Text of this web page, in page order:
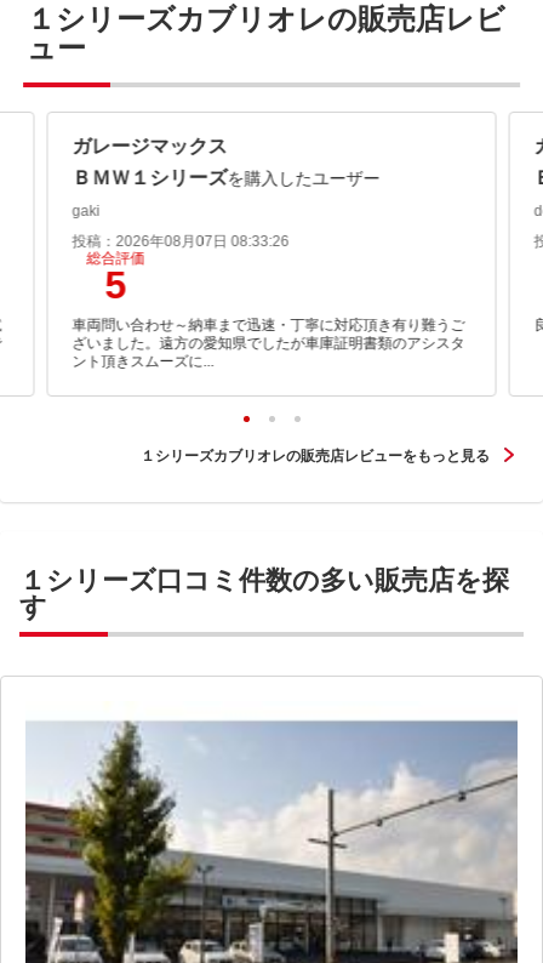
１シリーズカブリオレの販売店レビ
ュー
ガレージマックス
ＢＭＷ１シリーズを購入したユーザー
gaki
投稿：2026年08月07日 08:33:26
総合評価
5
車両問い合わせ～納車まで迅速・丁寧に対応頂き有り難うご
ざいました。遠方の愛知県でしたが車庫証明書類のアシスタ
ント頂きスムーズに...
１シリーズカブリオレの販売店レビューをもっと見る
１シリーズ口コミ件数の多い販売店を探
す